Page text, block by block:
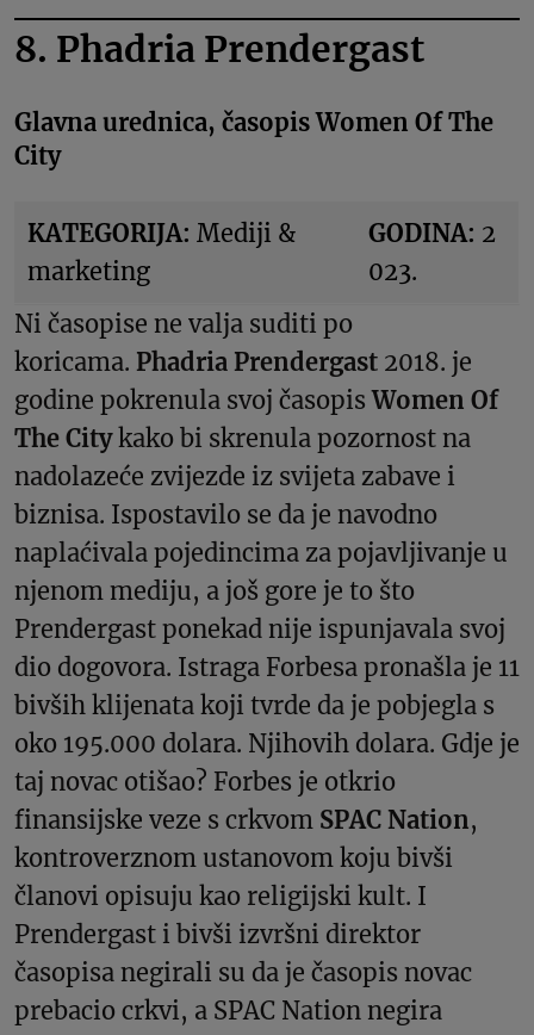
8. Phadria Prendergast
Glavna urednica, časopis Women Of The
City
KATEGORIJA: Mediji &
marketing
GODINA: 2
023.
Ni časopise ne valja suditi po
koricama. Phadria Prendergast 2018. je
godine pokrenula svoj časopisWomen Of
The Citykako bi skrenula pozornost na
nadolazeće zvijezde iz svijeta zabave i
biznisa. Ispostavilo se da je navodno
naplaćivala pojedincima za pojavljivanje u
njenom mediju, a još gore je to što
Prendergast ponekad nije ispunjavala svoj
dio dogovora. Istraga Forbesa pronašla je 11
bivših klijenata koji tvrde da je pobjegla s
oko 195.000 dolara. Njihovih dolara. Gdje je
taj novac otišao? Forbes je otkrio
finansijske veze s crkvom SPAC Nation,
kontroverznom ustanovom koju bivši
članovi opisuju kao religijski kult. I
Prendergast i bivši izvršni direktor
časopisa negirali su da je časopis novac
prebacio crkvi, a SPAC Nation negira